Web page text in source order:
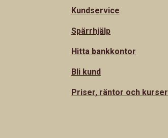
Kundservice
Spärrhjälp
Hitta bankkontor
Bli kund
Priser, räntor och kurser